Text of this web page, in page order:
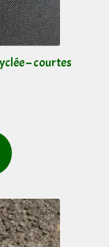
la
page
du– courtes